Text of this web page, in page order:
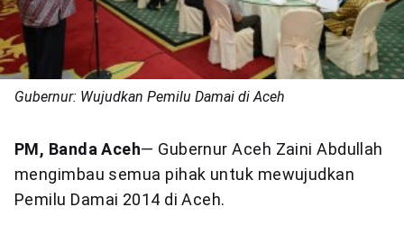
Gubernur: Wujudkan Pemilu Damai di Aceh
PM, Banda Aceh— Gubernur Aceh Zaini Abdullah
mengimbau semua pihak untuk mewujudkan
Pemilu Damai 2014 di Aceh.